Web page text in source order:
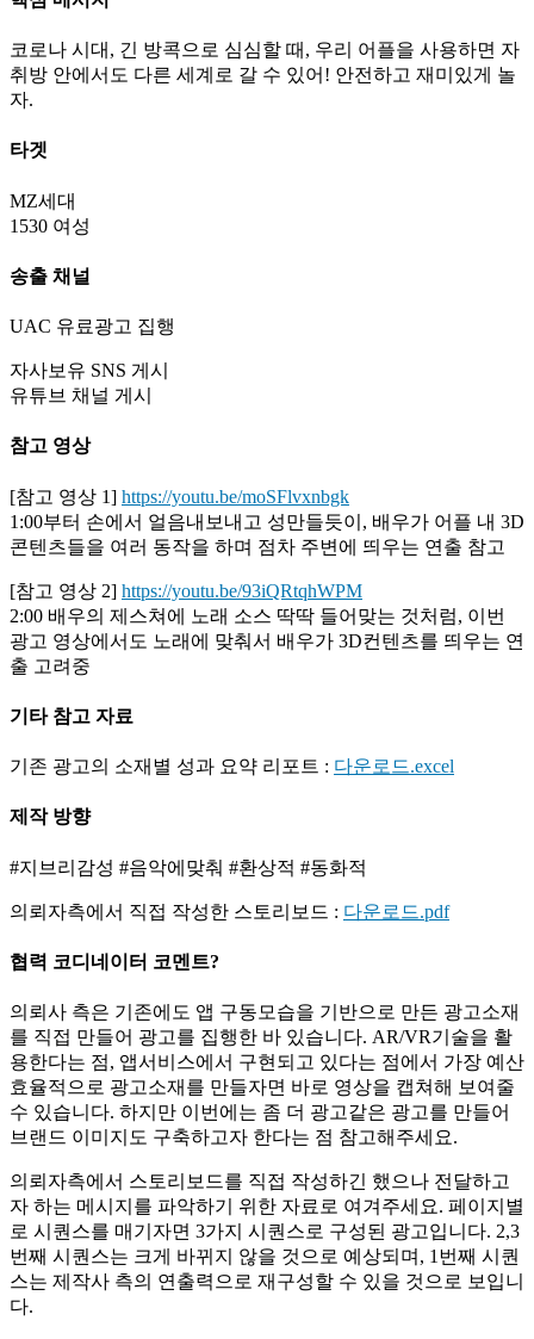
코로나 시대, 긴 방콕으로 심심할 때, 우리 어플을 사용하면 자
취방 안에서도 다른 세계로 갈 수 있어! 안전하고 재미있게 놀
자.
타겟
MZ세대
1530 여성
송출 채널
UAC 유료광고 집행
자사보유 SNS 게시
유튜브 채널 게시
참고 영상
[참고 영상 1] https://youtu.be/moSFlvxnbgk
1:00부터 손에서 얼음내보내고 성만들듯이, 배우가 어플 내 3D
콘텐츠들을 여러 동작을 하며 점차 주변에 띄우는 연출 참고
[참고 영상 2] https://youtu.be/93iQRtqhWPM
2:00 배우의 제스쳐에 노래 소스 딱딱 들어맞는 것처럼, 이번
광고 영상에서도 노래에 맞춰서 배우가 3D컨텐츠를 띄우는 연
출 고려중
기타 참고 자료
기존 광고의 소재별 성과 요약 리포트 : 다운로드.excel
제작 방향
#지브리감성 #음악에맞춰 #환상적 #동화적
의뢰자측에서 직접 작성한 스토리보드 : 다운로드.pdf
협력 코디네이터 코멘트?
의뢰사 측은 기존에도 앱 구동모습을 기반으로 만든 광고소재
를 직접 만들어 광고를 집행한 바 있습니다. AR/VR기술을 활
용한다는 점, 앱서비스에서 구현되고 있다는 점에서 가장 예산
효율적으로 광고소재를 만들자면 바로 영상을 캡쳐해 보여줄
수 있습니다. 하지만 이번에는 좀 더 광고같은 광고를 만들어
브랜드 이미지도 구축하고자 한다는 점 참고해주세요.
의뢰자측에서 스토리보드를 직접 작성하긴 했으나 전달하고
자 하는 메시지를 파악하기 위한 자료로 여겨주세요. 페이지별
로 시퀀스를 매기자면 3가지 시퀀스로 구성된 광고입니다. 2,3
번째 시퀀스는 크게 바뀌지 않을 것으로 예상되며, 1번째 시퀀
스는 제작사 측의 연출력으로 재구성할 수 있을 것으로 보입니
다.